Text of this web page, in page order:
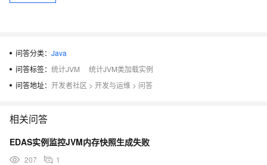
问答分类： Java
问答标签： 统计JVM
统计JVM类加载实例
问答地址： 开发者社区 > 开发与运维 > 问答
相关问答
EDAS实例监控JVM内存快照生成失败
207 1